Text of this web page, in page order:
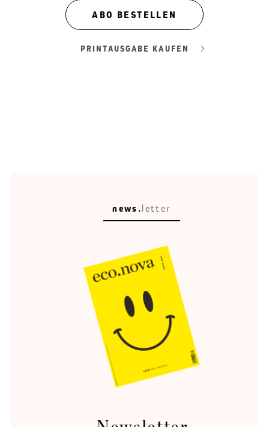
ABO BESTELLEN
PRINTAUSGABE KAUFEN
Gescheiter(t)
Was vom Start-up-Traum übrig blieb.
news.letter